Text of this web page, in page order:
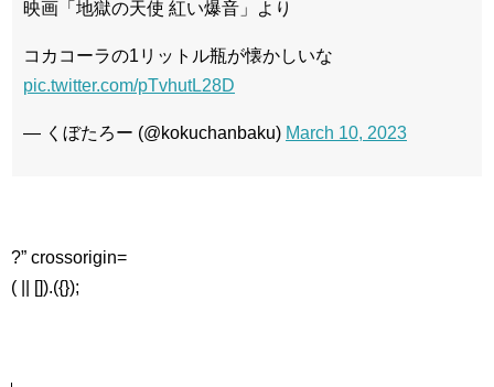
映画「地獄の天使 紅い爆音」より
コカコーラの1リットル瓶が懐かしいな
pic.twitter.com/pTvhutL28D
— くぼたろー (@kokuchanbaku) March 10, 2023
?” crossorigin=
( || []).({});